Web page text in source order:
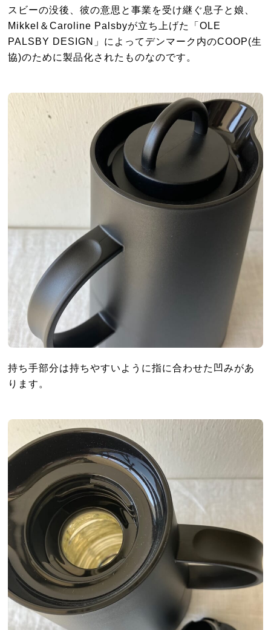
スビーの没後、彼の意思と事業を受け継ぐ息子と娘、
Mikkel＆Caroline Palsbyが立ち上げた「OLE
PALSBY DESIGN」によってデンマーク内のCOOP(生
協)のために製品化されたものなのです。
持ち手部分は持ちやすいように指に合わせた凹みがあ
ります。